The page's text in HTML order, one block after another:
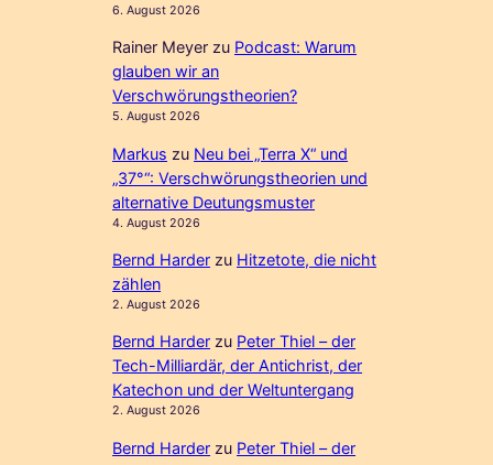
6. August 2026
Rainer Meyer zu Podcast: Warum
glauben wir an
Verschwörungstheorien?
5. August 2026
Markus zu Neu bei „Terra X“ und
„37°“: Verschwörungstheorien und
alternative Deutungsmuster
4. August 2026
Bernd Harder zu Hitzetote, die nicht
zählen
2. August 2026
Bernd Harder zu Peter Thiel – der
Tech-Milliardär, der Antichrist, der
Katechon und der Weltuntergang
2. August 2026
Bernd Harder zu Peter Thiel – der